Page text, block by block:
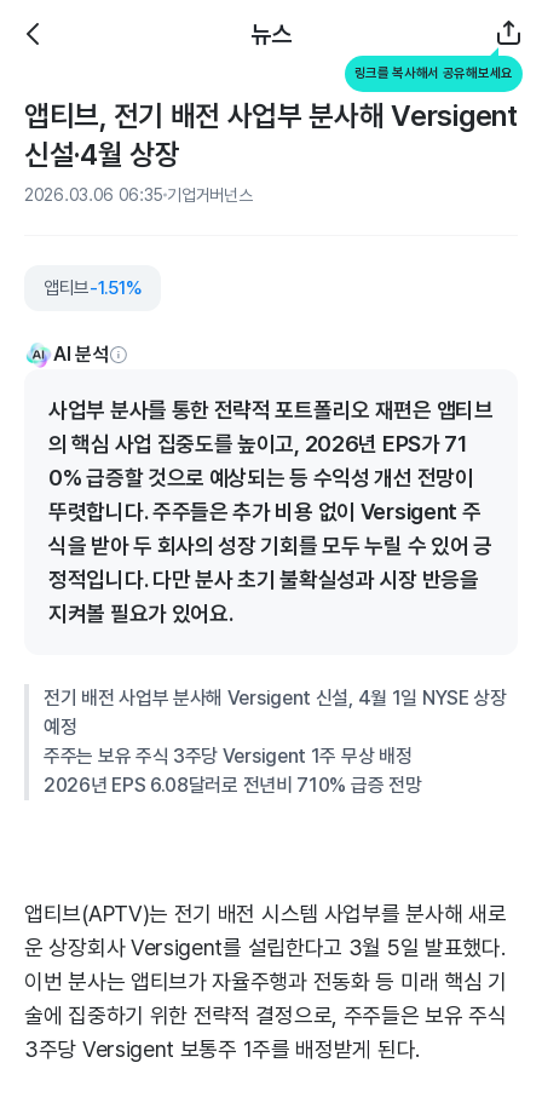
뉴스
링크를 복사해서 공유해보세요
앱티브, 전기 배전 사업부 분사해 Versigent
신설·4월 상장
2026.03.06 06:35 기업거버넌스
앱티브-1.51%
AI 분석
사업부 분사를 통한 전략적 포트폴리오 재편은 앱티브
의 핵심 사업 집중도를 높이고, 2026년 EPS가 71
0% 급증할 것으로 예상되는 등 수익성 개선 전망이
뚜렷합니다. 주주들은 추가 비용 없이 Versigent 주
식을 받아 두 회사의 성장 기회를 모두 누릴 수 있어 긍
정적입니다. 다만 분사 초기 불확실성과 시장 반응을
지켜볼 필요가 있어요.
전기 배전 사업부 분사해 Versigent 신설, 4월 1일 NYSE 상장
예정
주주는 보유 주식 3주당 Versigent 1주 무상 배정
2026년 EPS 6.08달러로 전년비 710% 급증 전망
앱티브(APTV)는 전기 배전 시스템 사업부를 분사해 새로
운 상장회사 Versigent를 설립한다고 3월 5일 발표했다.
이번 분사는 앱티브가 자율주행과 전동화 등 미래 핵심 기
술에 집중하기 위한 전략적 결정으로, 주주들은 보유 주식
3주당 Versigent 보통주 1주를 배정받게 된다.